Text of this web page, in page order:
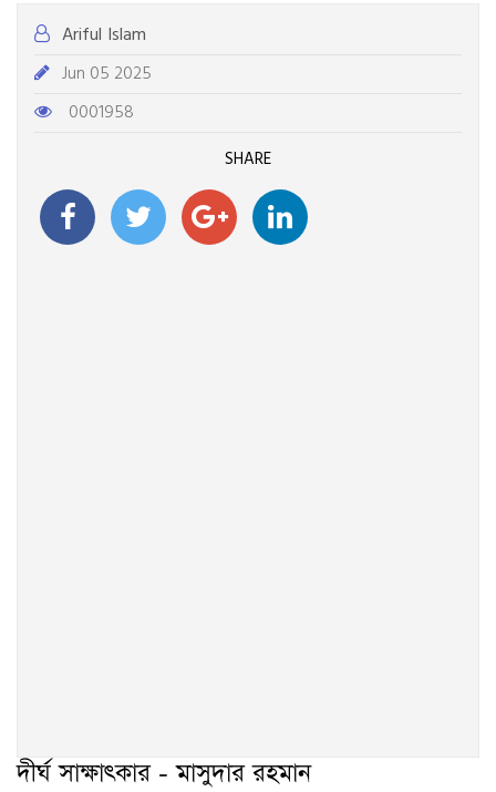
Ariful Islam
Jun 05 2025
0001958
SHARE
দীর্ঘ সাক্ষাৎকার - মাসুদার রহমান